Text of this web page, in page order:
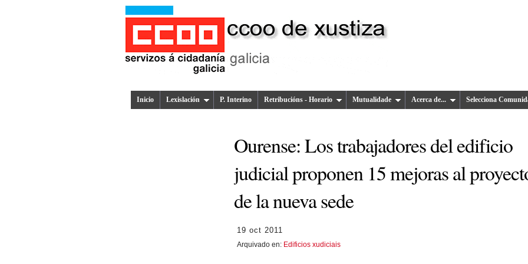
Inicio Lexislación P. Interino Retribucións - Horario Mutualidade Acerca de... Selecciona
Ourense: Los trabajadores del edificio
judicial proponen 15 mejoras al
de la nueva sede
19 oct 2011
Arquivado en: Edificios xudiciais